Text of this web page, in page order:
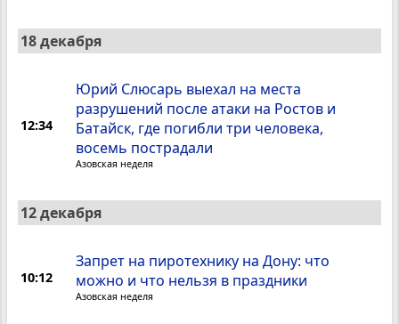
18 декабря
12:34
Юрий Слюсарь выехал на места
разрушений после атаки на Ростов и
Батайск, где погибли три человека,
восемь пострадали
Азовская неделя
12 декабря
10:12
Запрет на пиротехнику на Дону: что
можно и что нельзя в праздники
Азовская неделя